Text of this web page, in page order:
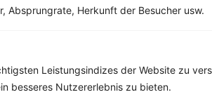
Absprungrate, Herkunft der Besucher usw.
Leistungsindizes der Website zu
besseres Nutzererlebnis zu bieten.
Kohlehydrate:72 g
400 bis 500 kcal